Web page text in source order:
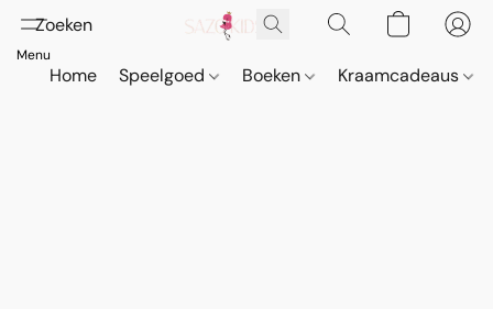
Home Speelgoed Boeken Kraamcadeaus